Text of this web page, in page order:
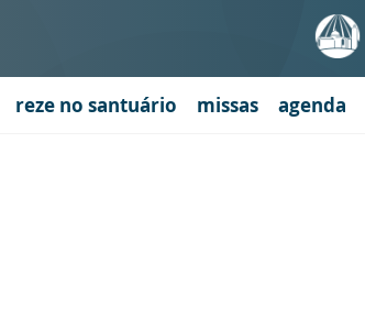
reze no santuário missas agenda